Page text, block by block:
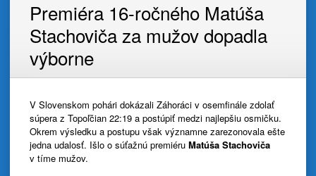
Premiéra 16-ročného Matúša
Stachoviča za mužov dopadla
výborne
V Slovenskom pohári dokázali Záhoráci v osemfinále zdolať
súpera z Topoľčian 22:19 a postúpiť medzi najlepšiu osmičku.
Okrem výsledku a postupu však významne zarezonovala ešte
jedna udalosť. Išlo o súťažnú premiéru Matúša Stachoviča
v tíme mužov.